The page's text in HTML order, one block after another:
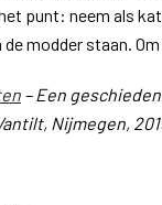
punt: neem als
modder staan.
– Een
Nijmegen,